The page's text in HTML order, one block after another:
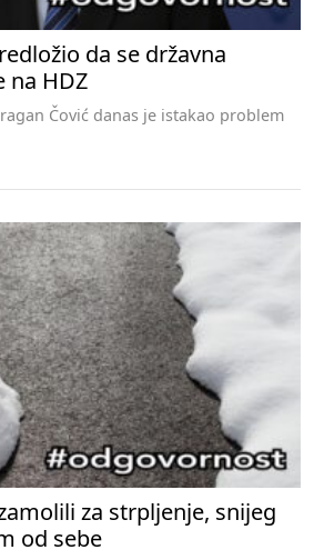
da se državna
na HDZ
Čović danas je istakao problem
za strpljenje, snijeg
od sebe